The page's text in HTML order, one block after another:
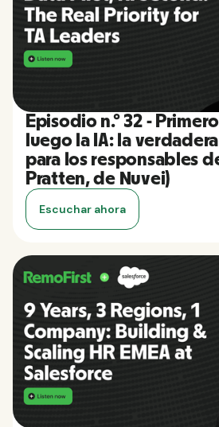
Episodio n.º 32 -
luego la IA: la
para los responsables
Pratten, de Nuvei)
Escuchar ahora